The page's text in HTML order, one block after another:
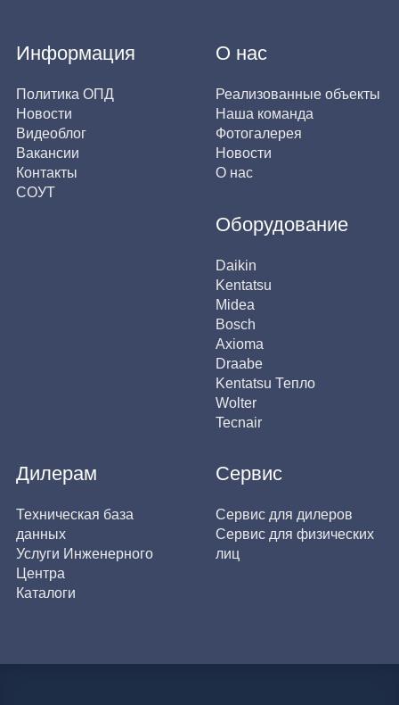
Информация
Политика ОПД
Новости
Видеоблог
Вакансии
Контакты
СОУТ
О нас
Реализованные объекты
Наша команда
Фотогалерея
Новости
О нас
Оборудование
Daikin
Kentatsu
Midea
Bosch
Axioma
Draabe
Kentatsu Тепло
Wolter
Tecnair
Дилерам
Техническая база
данных
Услуги Инженерного
Центра
Каталоги
Сервис
Сервис для дилеров
Сервис для физических
лиц